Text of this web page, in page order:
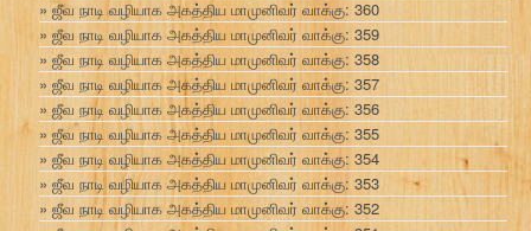
ஜீவ நாடி வழியாக அகத்திய மாமுனிவர் வாக்கு: 360
ஜீவ நாடி வழியாக அகத்திய மாமுனிவர் வாக்கு: 359
ஜீவ நாடி வழியாக அகத்திய மாமுனிவர் வாக்கு: 358
ஜீவ நாடி வழியாக அகத்திய மாமுனிவர் வாக்கு: 357
ஜீவ நாடி வழியாக அகத்திய மாமுனிவர் வாக்கு: 356
ஜீவ நாடி வழியாக அகத்திய மாமுனிவர் வாக்கு: 355
ஜீவ நாடி வழியாக அகத்திய மாமுனிவர் வாக்கு: 354
ஜீவ நாடி வழியாக அகத்திய மாமுனிவர் வாக்கு: 353
ஜீவ நாடி வழியாக அகத்திய மாமுனிவர் வாக்கு: 352